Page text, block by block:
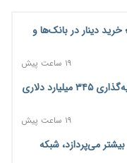
خرید دینار در بانک‌ها و
۱۹ ساعت پیش
جنگ کریدورها وارد فاز جدید شد؛ سرمایه‌گذاری ۳۴۵ میلیارد دلاری
۱۹ ساعت پیش
می‌پردازد، شبکه